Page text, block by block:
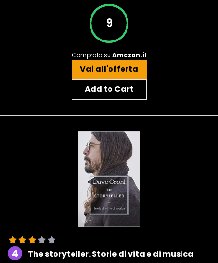
9
Compralo su Amazon.it
Vai all'offerta
Add to Cart
4
The storyteller. Storie di vita e di musica